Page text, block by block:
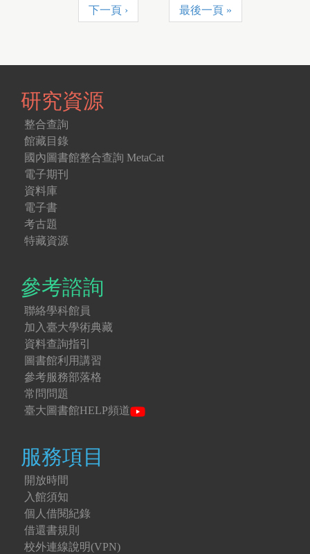
下一頁 ›
最後一頁 »
研究資源
整合查詢
館藏目錄
國內圖書館整合查詢 MetaCat
電子期刊
資料庫
電子書
考古題
特藏資源
參考諮詢
聯絡學科館員
加入臺大學術典藏
資料查詢指引
圖書館利用講習
參考服務部落格
常問問題
臺大圖書館HELP頻道
服務項目
開放時間
入館須知
個人借閱紀錄
借還書規則
校外連線說明(VPN)